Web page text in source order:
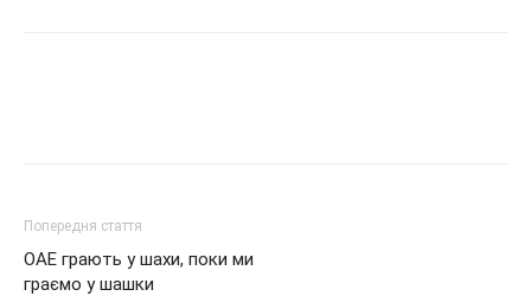
Попередня стаття
ОАЕ грають у шахи, поки ми
граємо у шашки